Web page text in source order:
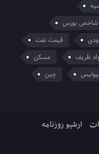
شاخص بورس
قیمت نفت
ظریف
مسکن
چین
ارشیو روزنامه